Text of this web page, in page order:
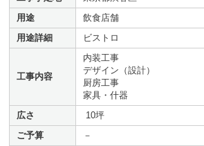
用途
飲食店舗
用途詳細
ビストロ
工事内容
内装工事
デザイン（設計）
厨房工事
家具・什器
広さ
10坪
ご予算
－